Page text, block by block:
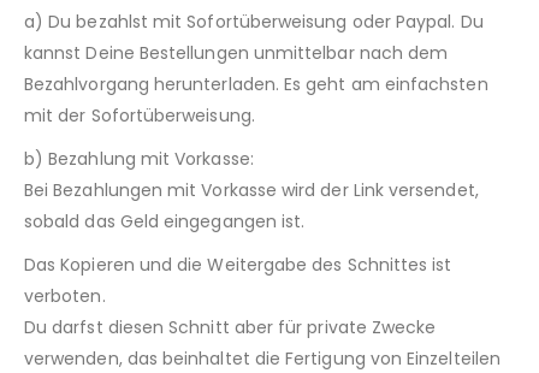
a) Du bezahlst mit Sofortüberweisung oder Paypal. Du
kannst Deine Bestellungen unmittelbar nach dem
Bezahlvorgang herunterladen. Es geht am einfachsten
mit der Sofortüberweisung.
b) Bezahlung mit Vorkasse:
Bei Bezahlungen mit Vorkasse wird der Link versendet,
sobald das Geld eingegangen ist.
Das Kopieren und die Weitergabe des Schnittes ist
verboten.
Du darfst diesen Schnitt aber für private Zwecke
verwenden, das beinhaltet die Fertigung von Einzelteilen